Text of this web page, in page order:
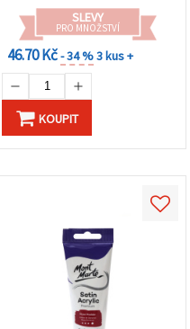
SLEVY
PRO MNOŽSTVÍ
46.70 Kč- 34 %3 kus +
KOUPIT